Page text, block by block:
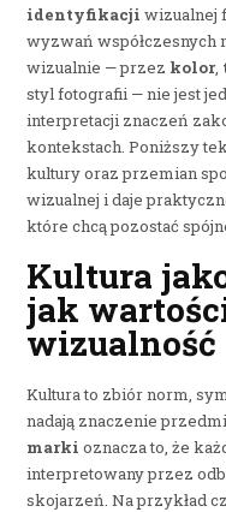
identyfikacji wizualnej
wyzwań współczesnych
wizualnie — przez kolor,
styl fotografii — nie jest
interpretacji znaczeń
kontekstach. Poniższy
kultury oraz przemian
wizualnej i daje
które chcą pozostać
Kultura
jak
wizualność
Kultura to zbiór norm,
nadają znaczenie
marki oznacza to, że
interpretowany przez
skojarzeń. Na przykład